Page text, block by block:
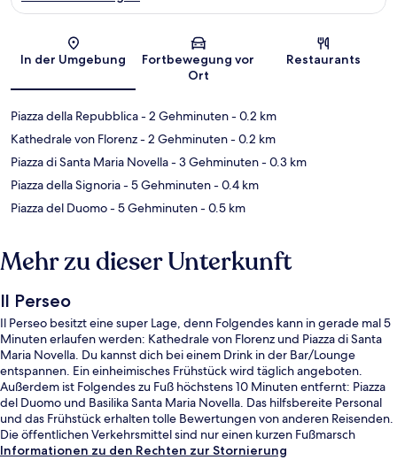
Karte
In der Umgebung
Fortbewegung vor
Ort
Restaurants
Piazza della Repubblica- 2 Gehminuten- 0.2 km
Kathedrale von Florenz- 2 Gehminuten- 0.2 km
Piazza di Santa Maria Novella- 3 Gehminuten- 0.3 km
Piazza della Signoria- 5 Gehminuten- 0.4 km
Piazza del Duomo- 5 Gehminuten- 0.5 km
Mehr zu dieser Unterkunft
Il Perseo
Il Perseo besitzt eine super Lage, denn Folgendes kann in gerade mal 5
Minuten erlaufen werden: Kathedrale von Florenz und Piazza di Santa
Maria Novella. Du kannst dich bei einem Drink in der Bar/Lounge
entspannen. Ein einheimisches Frühstück wird täglich angeboten.
Außerdem ist Folgendes zu Fuß höchstens 10 Minuten entfernt: Piazza
del Duomo und Basilika Santa Maria Novella. Das hilfsbereite Personal
und das Frühstück erhalten tolle Bewertungen von anderen Reisenden.
Die öffentlichen Verkehrsmittel sind nur einen kurzen Fußmarsch
entfernt: Zur Straßenbahnhaltestelle Unità sind es 5 Minuten und zur
Informationen zu den Rechten zur Stornierung